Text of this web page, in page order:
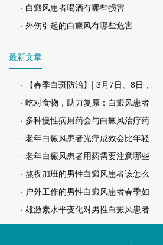
· 白癜风患者喝酒有哪些损害
· 外伤引起的白癜风有哪些危害
最新文章
· 【春季白斑防治】| 3月7日、8日，
· 吃对食物，助力复原：白癜风患者
· 多种慢性病用药会与白癜风治疗药
· 老年白癜风患者光疗成效会比年轻
· 老年白癜风患者用药需要注意哪些
· 熬夜加班的男性白癜风患者该怎么
· 户外工作的男性白癜风患者春季如
· 雄激素水平变化对男性白癜风患者